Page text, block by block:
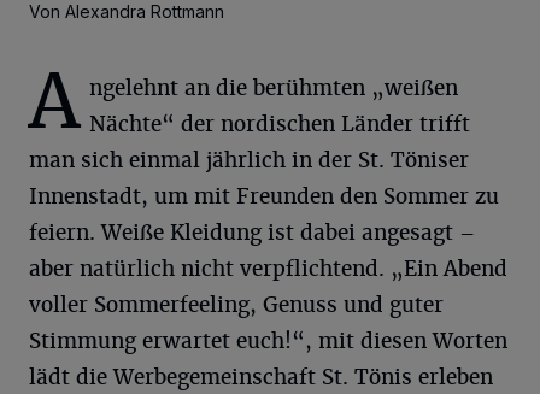
Von Alexandra Rottmann
A ngelehnt an die berühmten „weißen
Nächte“ der nordischen Länder trifft
man sich einmal jährlich in der St. Töniser
Innenstadt, um mit Freunden den Sommer zu
feiern. Weiße Kleidung ist dabei angesagt –
aber natürlich nicht verpflichtend. „Ein Abend
voller Sommerfeeling, Genuss und guter
Stimmung erwartet euch!“, mit diesen Worten
lädt die Werbegemeinschaft St. Tönis erleben